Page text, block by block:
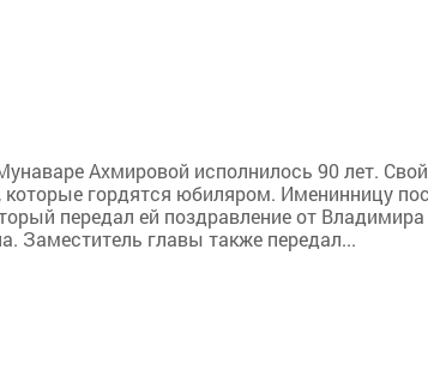
Ахмировой исполнилось 90 лет. Свой
гордятся юбиляром. Именинницу
передал ей поздравление от Владимира
Заместитель главы также передал...